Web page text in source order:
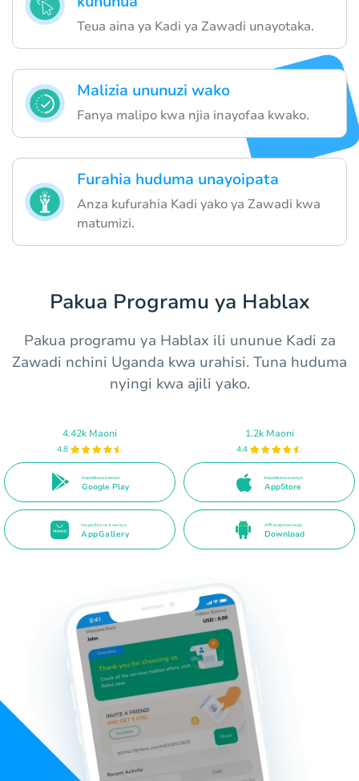
Teua aina ya Kadi ya Zawadi unayotaka.
Malizia ununuzi wako
Fanya malipo kwa njia inayofaa kwako.
Furahia huduma unayoipata
Anza kufurahia Kadi yako ya Zawadi kwa
matumizi.
Pakua Programu ya Hablax
Pakua programu ya Hablax ili ununue Kadi za
Zawadi nchini Uganda kwa urahisi. Tuna huduma
nyingi kwa ajili yako.
4.42k Maoni
4.8
Inapatikana kwenye
Google Play
1.2k Maoni
4.4
Inapatikana kwenye
AppStore
Inapatikana kwenye
AppGallery
APK moja kwa moja
Download